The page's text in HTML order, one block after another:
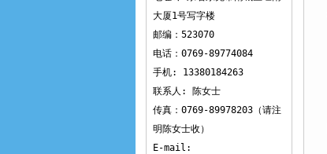
大厦1号写字楼
邮编：523070
电话：0769-89774084
手机: 13380184263
联系人: 陈女士
传真：0769-89978203（请注
明陈女士收）
E-mail: